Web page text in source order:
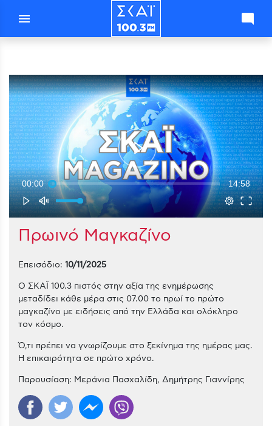
menu mode_comment
00:00 14:58
Πρωινό Μαγκαζίνο
Επεισόδιο: 10/11/2025
Ο ΣΚΑΪ 100.3 πιστός στην αξία της ενημέρωσης
μεταδίδει κάθε μέρα στις 07.00 το πρωί το πρώτο
μαγκαζίνο με ειδήσεις από την Ελλάδα και ολόκληρο
τον κόσμο.
Ό,τι πρέπει να γνωρίζουμε στο ξεκίνημα της ημέρας μας.
Η επικαιρότητα σε πρώτο χρόνο.
Παρουσίαση: Μεράνια Πασχαλίδη, Δημήτρης Γιαννίρης